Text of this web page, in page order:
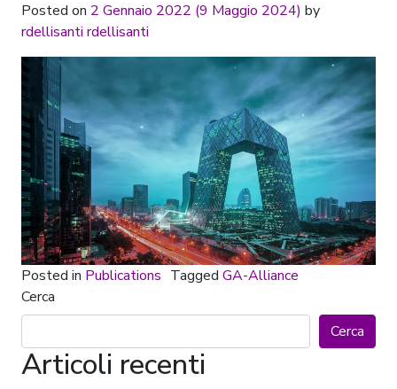
Posted on 2 Gennaio 2022 (9 Maggio 2024) by
rdellisanti rdellisanti
Posted in Publications Tagged GA-Alliance
Cerca
Cerca
Articoli recenti